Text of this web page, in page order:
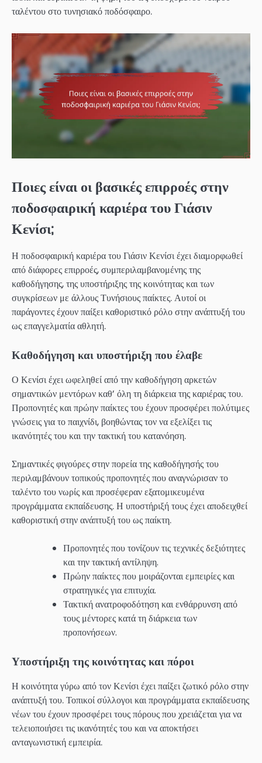
ταλέντου στο τυνησιακό ποδόσφαιρο.
Ποιες είναι οι βασικές επιρροές στην
ποδοσφαιρική καριέρα του Γιάσιν
Κενίσι;
Η ποδοσφαιρική καριέρα του Γιάσιν Κενίσι έχει διαμορφωθεί
από διάφορες επιρροές, συμπεριλαμβανομένης της
καθοδήγησης, της υποστήριξης της κοινότητας και των
συγκρίσεων με άλλους Τυνήσιους παίκτες. Αυτοί οι
παράγοντες έχουν παίξει καθοριστικό ρόλο στην ανάπτυξή του
ως επαγγελματία αθλητή.
Καθοδήγηση και υποστήριξη που έλαβε
Ο Κενίσι έχει ωφεληθεί από την καθοδήγηση αρκετών
σημαντικών μεντόρων καθ’ όλη τη διάρκεια της καριέρας του.
Προπονητές και πρώην παίκτες του έχουν προσφέρει πολύτιμες
γνώσεις για το παιχνίδι, βοηθώντας τον να εξελίξει τις
ικανότητές του και την τακτική του κατανόηση.
Σημαντικές φιγούρες στην πορεία της καθοδήγησής του
περιλαμβάνουν τοπικούς προπονητές που αναγνώρισαν το
ταλέντο του νωρίς και προσέφεραν εξατομικευμένα
προγράμματα εκπαίδευσης. Η υποστήριξή τους έχει αποδειχθεί
καθοριστική στην ανάπτυξή του ως παίκτη.
Προπονητές που τονίζουν τις τεχνικές δεξιότητες
και την τακτική αντίληψη.
Πρώην παίκτες που μοιράζονται εμπειρίες και
στρατηγικές για επιτυχία.
Τακτική ανατροφοδότηση και ενθάρρυνση από
τους μέντορες κατά τη διάρκεια των
προπονήσεων.
Υποστήριξη της κοινότητας και πόροι
Η κοινότητα γύρω από τον Κενίσι έχει παίξει ζωτικό ρόλο στην
ανάπτυξή του. Τοπικοί σύλλογοι και προγράμματα εκπαίδευσης
νέων του έχουν προσφέρει τους πόρους που χρειάζεται για να
τελειοποιήσει τις ικανότητές του και να αποκτήσει
ανταγωνιστική εμπειρία.